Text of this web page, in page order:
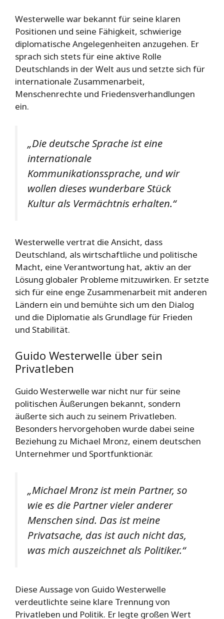
Westerwelle war bekannt für seine klaren
Positionen und seine Fähigkeit, schwierige
diplomatische Angelegenheiten anzugehen. Er
sprach sich stets für eine aktive Rolle
Deutschlands in der Welt aus und setzte sich für
internationale Zusammenarbeit,
Menschenrechte und Friedensverhandlungen
ein.
„Die deutsche Sprache ist eine
internationale
Kommunikationssprache, und wir
wollen dieses wunderbare Stück
Kultur als Vermächtnis erhalten.“
Westerwelle vertrat die Ansicht, dass
Deutschland, als wirtschaftliche und politische
Macht, eine Verantwortung hat, aktiv an der
Lösung globaler Probleme mitzuwirken. Er setzte
sich für eine enge Zusammenarbeit mit anderen
Ländern ein und bemühte sich um den Dialog
und die Diplomatie als Grundlage für Frieden
und Stabilität.
Guido Westerwelle über sein
Privatleben
Guido Westerwelle war nicht nur für seine
politischen Äußerungen bekannt, sondern
äußerte sich auch zu seinem Privatleben.
Besonders hervorgehoben wurde dabei seine
Beziehung zu Michael Mronz, einem deutschen
Unternehmer und Sportfunktionär.
„Michael Mronz ist mein Partner, so
wie es die Partner vieler anderer
Menschen sind. Das ist meine
Privatsache, das ist auch nicht das,
was mich auszeichnet als Politiker.“
Diese Aussage von Guido Westerwelle
verdeutlichte seine klare Trennung von
Privatleben und Politik. Er legte großen Wert